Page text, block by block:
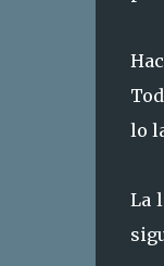
lo
La